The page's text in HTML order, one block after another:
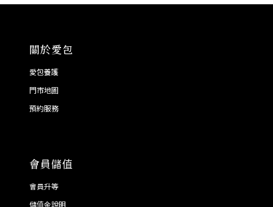
關於愛包
愛包養護
門市地圖
預約服務
會員儲值
會員升等
儲值金說明